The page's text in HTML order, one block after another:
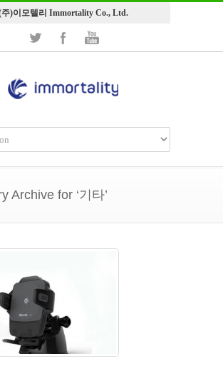
주)이모텔리 Immortality Co., Ltd.
Archive for ‘기타’